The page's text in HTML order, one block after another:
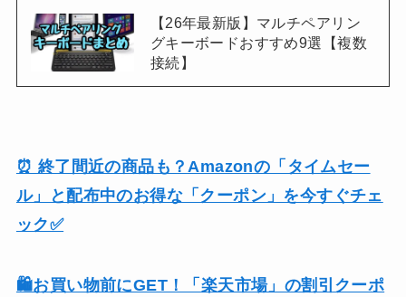
【26年最新版】マルチペアリン
グキーボードおすすめ9選【複数
接続】
⏰ 終了間近の商品も？Amazonの「タイムセー
ル」と配布中のお得な「クーポン」を今すぐチェ
ック✅
🛍️お買い物前にGET！「楽天市場」の割引クーポ